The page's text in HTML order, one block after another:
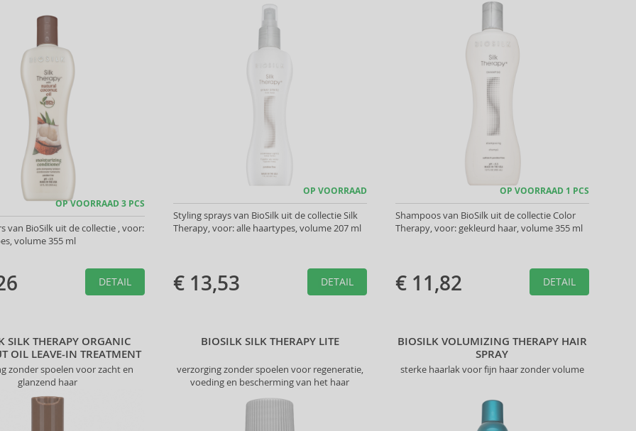
OP VOORRAAD 3 PCS
van BioSilk uit de collectie , voor:
volume 355 ml
DETAIL
OP VOORRAAD
Styling sprays van BioSilk uit de collectie Silk
Therapy, voor: alle haartypes, volume 207 ml
€ 13,53 DETAIL
OP VOORRAAD 1 PCS
Shampoos van BioSilk uit de collectie Color
Therapy, voor: gekleurd haar, volume 355 ml
€ 11,82 DETAIL
SILK THERAPY ORGANIC
OIL LEAVE-IN TREATMENT
zonder spoelen voor zacht en
glanzend haar
BIOSILK SILK THERAPY LITE
verzorging zonder spoelen voor regeneratie,
voeding en bescherming van het haar
BIOSILK VOLUMIZING THERAPY HAIR
SPRAY
sterke haarlak voor fijn haar zonder volume